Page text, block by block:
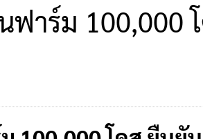
ฟาร์ม 100,000